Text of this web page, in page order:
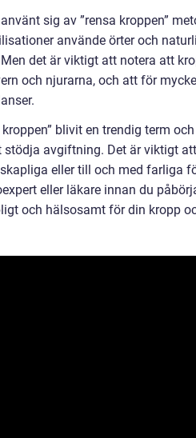
sig av ”rensa kroppen”
använde örter och
det är viktigt att notera att
och njurarna, och att för
kroppen” blivit en trendig term
avgiftning. Det är viktigt
eller till och med farliga
eller läkare innan du
och hälsosamt för din kropp